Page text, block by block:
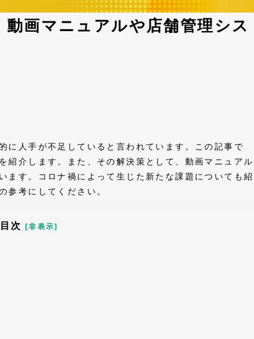
動画マニュアルや店舗管理シス
に人手が不足していると言われています。この記事で
紹介します。また、その解決策として、動画マニュアル
ます。コロナ禍によって生じた新たな課題についても紹
参考にしてください。
目次 [非表示]